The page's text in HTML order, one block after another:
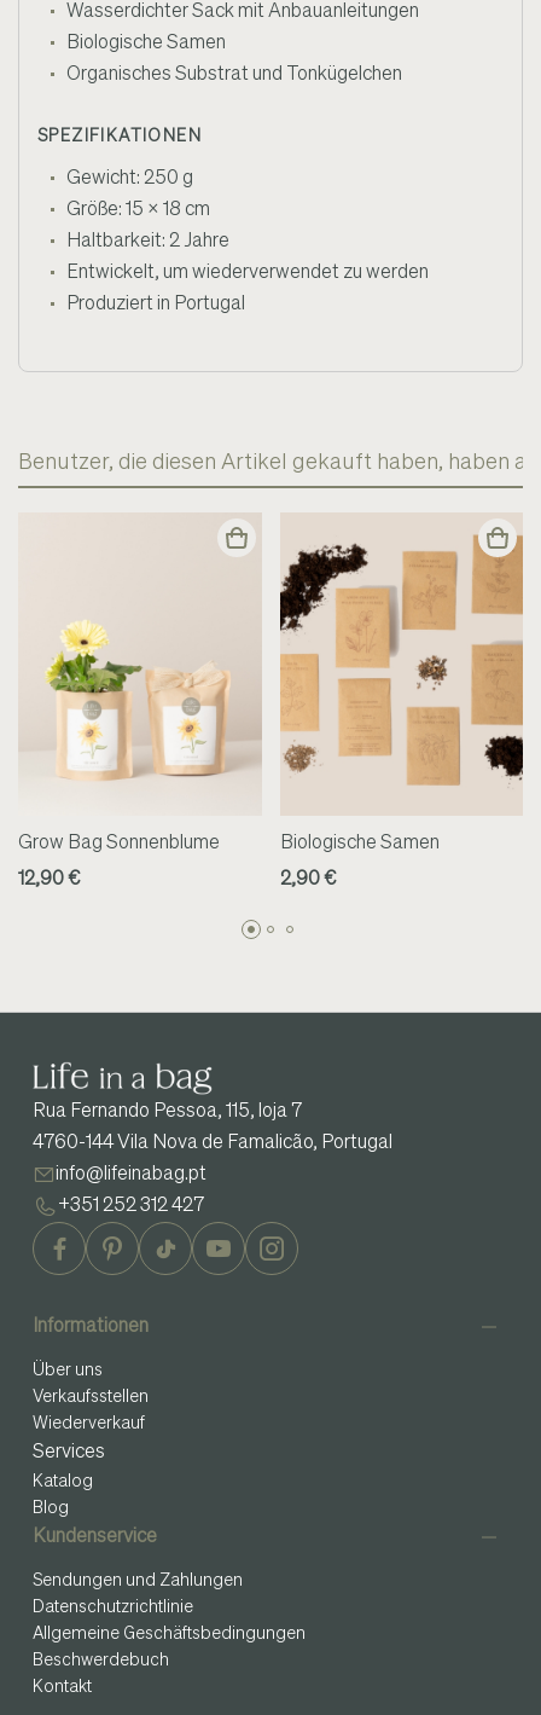
Wasserdichter Sack mit Anbauanleitungen
Biologische Samen
Organisches Substrat und Tonkügelchen
SPEZIFIKATIONEN
Gewicht: 250 g
Größe: 15 x 18 cm
Haltbarkeit: 2 Jahre
Entwickelt, um wiederverwendet zu werden
Produziert in Portugal
Benutzer, die diesen Artikel gekauft haben, haben
Grow Bag Sonnenblume
12,90 €
Biologische Samen
2,90 €
Rua Fernando Pessoa, 115, loja 7
4760-144 Vila Nova de Famalicão, Portugal
info@lifeinabag.pt
+351 252 312 427
Informationen
Über uns
Verkaufsstellen
Wiederverkauf
Services
Katalog
Blog
Kundenservice
Sendungen und Zahlungen
Datenschutzrichtlinie
Allgemeine Geschäftsbedingungen
Beschwerdebuch
Kontakt